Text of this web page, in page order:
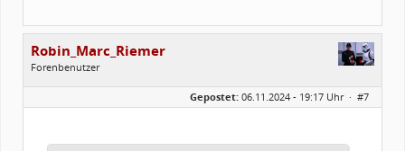
Robin_Marc_Riemer
Forenbenutzer
Geschlecht:
Düsseldorf/Hannover
Beiträge:
287
Gepostet: 06.11.2024 - 19:17 Uhr · #7